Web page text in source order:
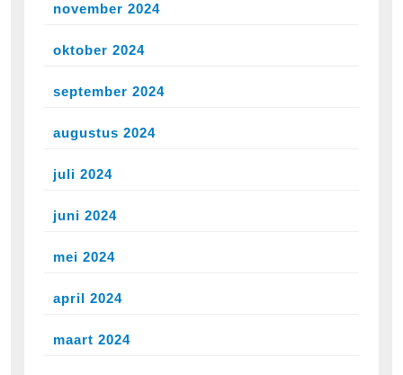
november 2024
oktober 2024
september 2024
augustus 2024
juli 2024
juni 2024
mei 2024
april 2024
maart 2024